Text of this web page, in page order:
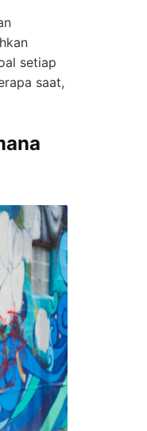
setiap
saat,